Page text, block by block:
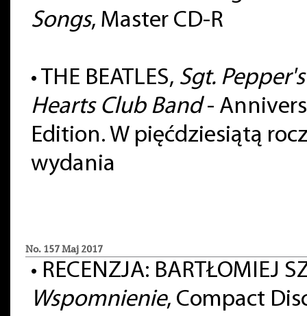
Songs, Master CD-R
• THE BEATLES, Sgt.
Hearts Club Band-
Edition. W pięćdziesiątą
wydania
No. 157 Maj 2017
• RECENZJA: BARTŁOMIEJ
Wspomnienie, Compact